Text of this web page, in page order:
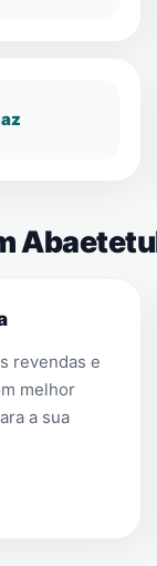
revendas e
melhor
a sua